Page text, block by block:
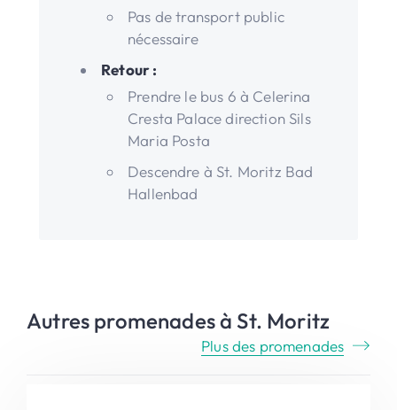
Pas de transport public
nécessaire
Retour :
Prendre le bus 6 à Celerina
Cresta Palace direction Sils
Maria Posta
Descendre à St. Moritz Bad
Hallenbad
Autres promenades à St. Moritz
Plus des promenades